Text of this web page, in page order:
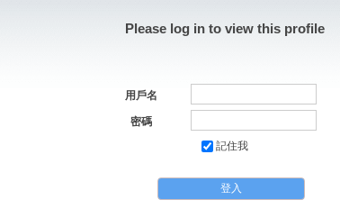
Please log in to view this profile
用戶名
密碼
記住我